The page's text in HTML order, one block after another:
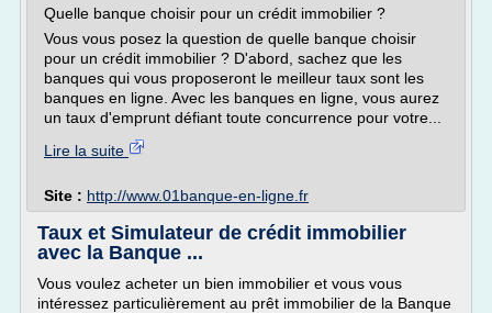
Quelle banque choisir pour un crédit immobilier ?
Vous vous posez la question de quelle banque choisir
pour un crédit immobilier ? D'abord, sachez que les
banques qui vous proposeront le meilleur taux sont les
banques en ligne. Avec les banques en ligne, vous aurez
un taux d'emprunt défiant toute concurrence pour votre...
Lire la suite
Site : http://www.01banque-en-ligne.fr
Taux et Simulateur de crédit immobilier
avec la Banque ...
Vous voulez acheter un bien immobilier et vous vous
intéressez particulièrement au prêt immobilier de la Banque